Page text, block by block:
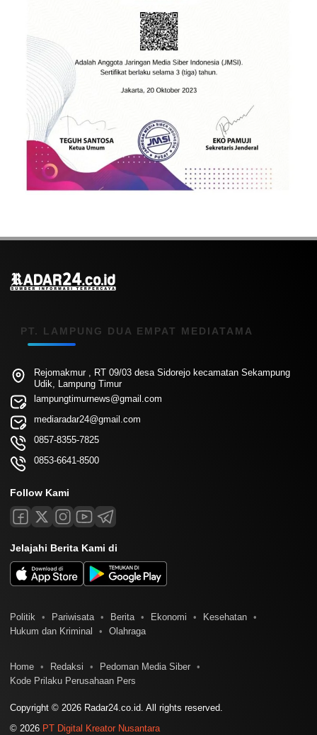
PT. LAMPUNG DUA EMPAT MEDIATAMA
Rejomakmur , RT 09/03 desa Sidorejo kecamatan Sekampung
Udik, Lampung Timur
lampungtimurnews@gmail.com
mediaradar24@gmail.com
0857-8355-7825
0853-6641-8500
Follow Kami
Jelajahi Berita Kami di
Politik Pariwisata Berita Ekonomi
Kesehatan
Hukum dan Kriminal
Olahraga
Home Redaksi
Pedoman Media Siber
Kode Prilaku Perusahaan Pers
Copyright © 2026 Radar24.co.id. All rights reserved.
© 2026 PT Digital Kreator Nusantara